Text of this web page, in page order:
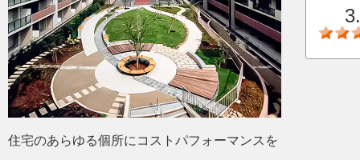
住宅のあらゆる個所にコストパフォーマンスを